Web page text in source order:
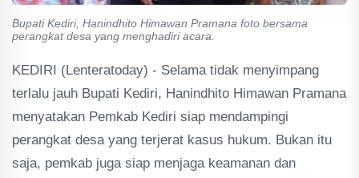
Bupati Kediri, Hanindhito Himawan Pramana foto bersama
perangkat desa yang menghadiri acara.
KEDIRI (Lenteratoday) - Selama tidak menyimpang
terlalu jauh Bupati Kediri, Hanindhito Himawan Pramana
menyatakan Pemkab Kediri siap mendampingi
perangkat desa yang terjerat kasus hukum. Bukan itu
saja, pemkab juga siap menjaga keamanan dan